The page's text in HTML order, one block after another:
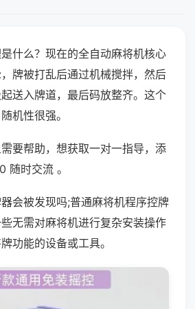
什么？现在的全自动麻将机核心
牌被打乱后通过机械搅拌，然后
送入牌道，最后码放整齐。这个
机性很强。
要帮助，想获取一对一指导，添
随时交流 。
会被发现吗;普通麻将机程序控牌
无需对麻将机进行复杂安装操作
功能的设备或工具。